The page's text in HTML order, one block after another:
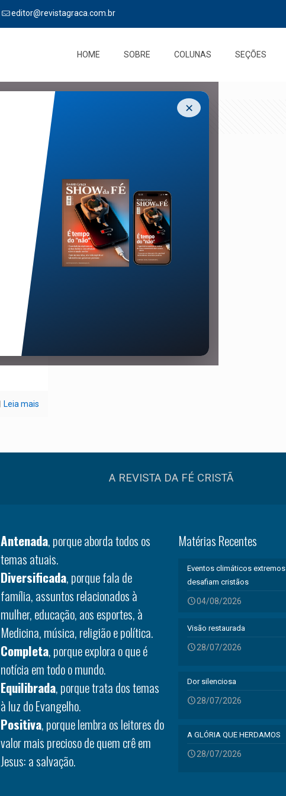
editor@revistagraca.com.br
HOME SOBRE COLUNAS SEÇÕES
✕
Leia mais
A REVISTA DA FÉ CRISTÃ
Antenada, porque aborda todos os
temas atuais.
Diversificada, porque fala de
família, assuntos relacionados à
mulher, educação, aos esportes, à
Medicina, música, religião e política.
Completa, porque explora o que é
notícia em todo o mundo.
Equilibrada, porque trata dos temas
à luz do Evangelho.
Positiva, porque lembra os leitores do
valor mais precioso de quem crê em
Jesus: a salvação.
Matérias Recentes
Eventos climáticos extremos
desafiam cristãos
04/08/2026
Visão restaurada
28/07/2026
Dor silenciosa
28/07/2026
A GLÓRIA QUE HERDAMOS
28/07/2026